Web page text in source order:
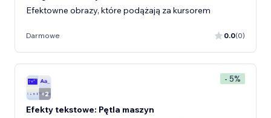
Efektowne obrazy, które podążają za kursorem
Darmowe 0.0(0)
- 5%
Efekty tekstowe: Pętla maszyn